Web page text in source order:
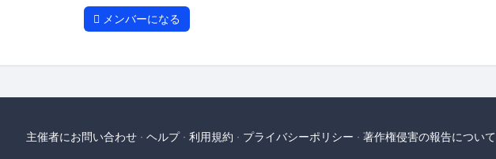
メンバーになる
主催者にお問い合わせ ヘルプ 利用規約 プライバシーポリシー 著作権侵害の報告について